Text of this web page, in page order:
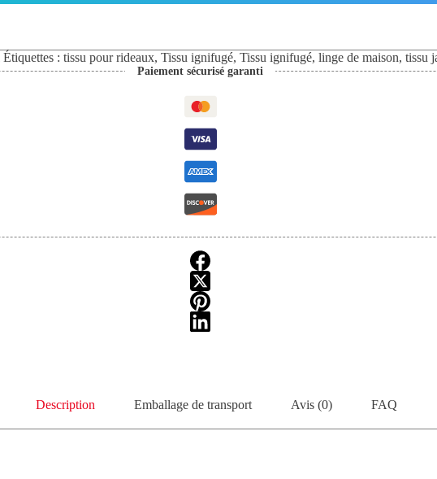
Étiquettes : tissu pour rideaux, Tissu ignifugé, Tissu ignifugé, linge de maison, tissu
Paiement sécurisé garanti
Description Emballage de transport Avis (0) FAQ